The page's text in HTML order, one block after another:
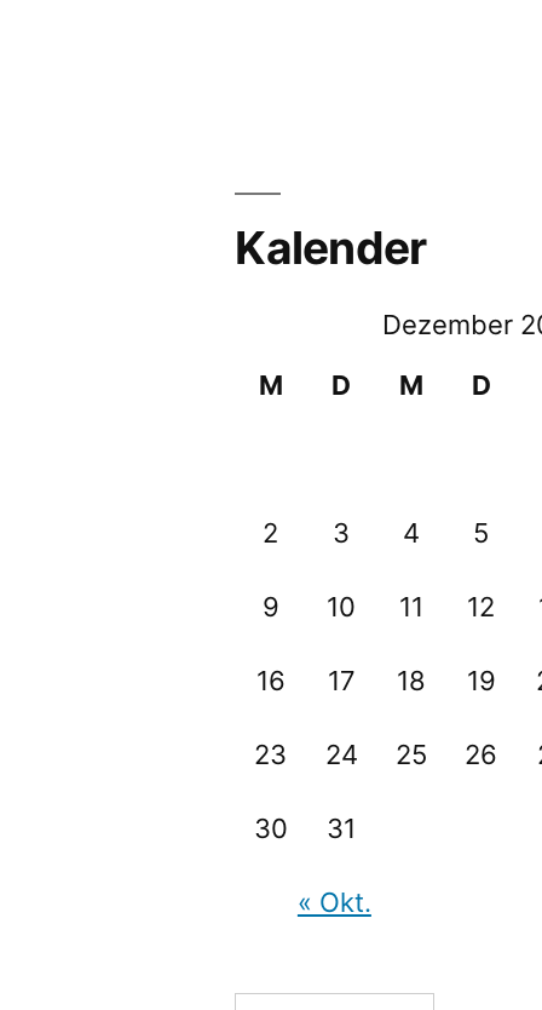
Kalender
Dezember
M
D M D
2 3 4 5
9 10 11 12
16 17 18 19
23 24 25 26
30 31
« Okt.